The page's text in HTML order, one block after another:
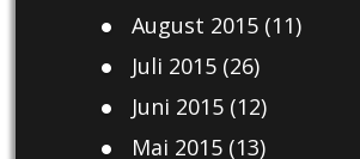
August 2015(11)
Juli 2015(26)
Juni 2015(12)
Mai 2015(13)